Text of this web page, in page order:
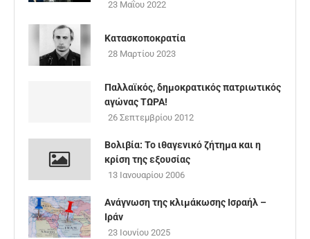
23 Μαΐου 2022
Κατασκοποκρατία
28 Μαρτίου 2023
Παλλαϊκός, δημοκρατικός πατριωτικός
αγώνας ΤΩΡΑ!
26 Σεπτεμβρίου 2012
Βολιβία: Το ιθαγενικό ζήτημα και η
κρίση της εξουσίας
13 Ιανουαρίου 2006
Ανάγνωση της κλιμάκωσης Ισραήλ –
Ιράν
23 Ιουνίου 2025